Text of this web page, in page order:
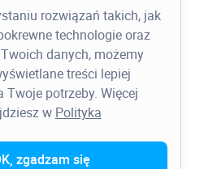
rozwiązań takich, jak
technologie oraz
danych, możemy
treści lepiej
Twoje potrzeby. Więcej
w Polityka
zgadzam się